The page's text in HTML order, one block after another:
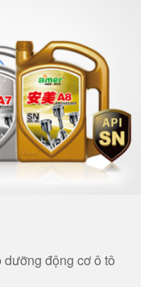
dưỡng động cơ ô tô